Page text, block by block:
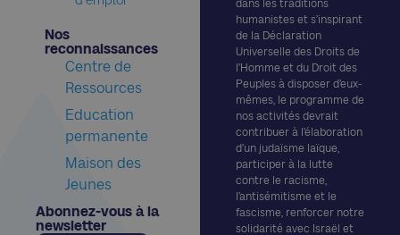
dans les traditions
humanistes et s’inspirant
de la Déclaration
Universelle des Droits de
l’Homme et du Droit des
Peuples à disposer d’eux-
mêmes, le programme de
nos activités devrait
contribuer à l’élaboration
d’un judaïsme laïque,
participer à la lutte
contre le racisme,
l’antisémitisme et le
fascisme, renforcer notre
solidarité avec Israël et
Nos
reconnaissances​
Centre de
Ressources
Education
permanente
Maison des
Jeunes
Abonnez-vous à la
newsletter​